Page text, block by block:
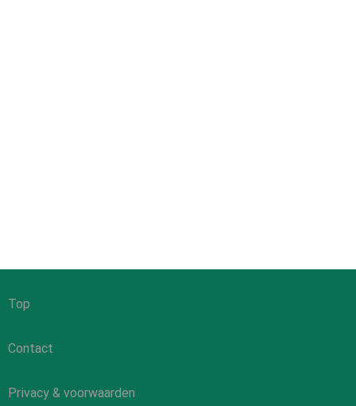
Top
Contact
Privacy & voorwaarden